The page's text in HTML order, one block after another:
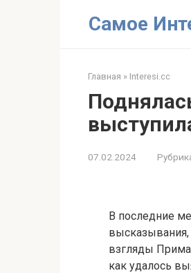
Самое
Главная » Interesi.cc
07.02.2024
В последние
высказывания,
взгляды
как удалось